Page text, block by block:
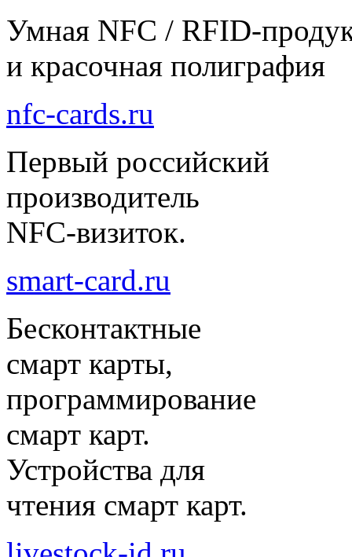
Умная NFC / RFID-
и красочная полиграфия
nfc-cards.ru
Первый российский
производитель
NFC-визиток.
smart-card.ru
Бесконтактные
смарт карты,
программирование
смарт карт.
Устройства для
чтения смарт карт.